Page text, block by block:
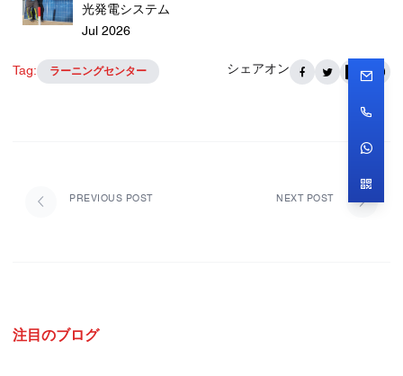
光発電システム
Jul 2026
Tag: ラーニングセンター シェアオン
PREVIOUS POST NEXT POST
注目のブログ